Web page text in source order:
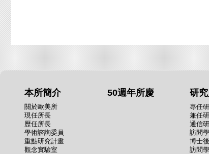
本所簡介
關於歐美所
現任所長
歷任所長
學術諮詢委員
重點研究計畫
觀念實驗室
50週年所慶 研
專任
兼任
通信
訪問
博士
訪問